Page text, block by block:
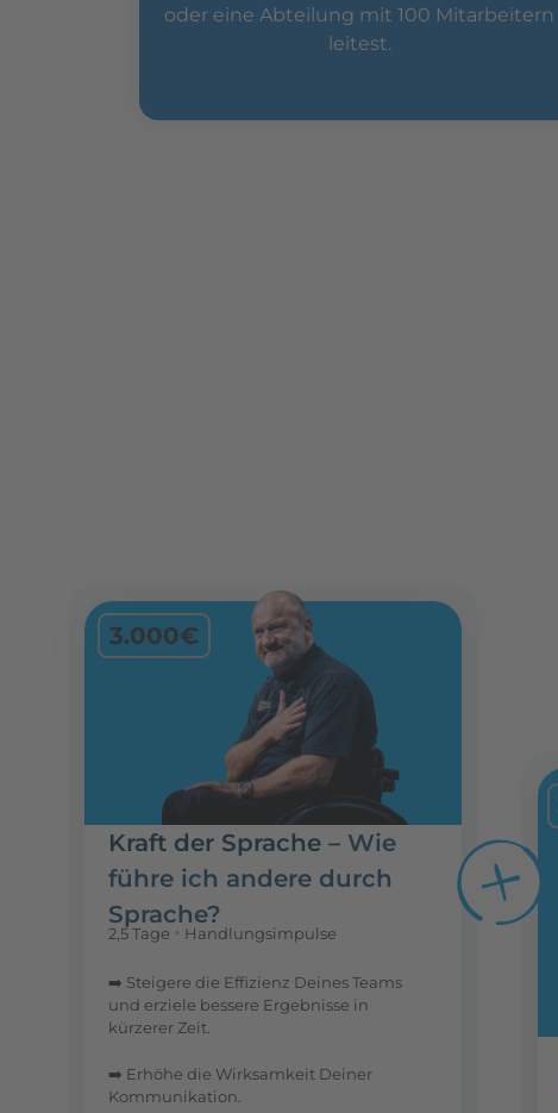
oder eine Abteilung mit 100 Mitarbeitern
leitest.
3.000€
Kraft der Sprache – Wie
führe ich andere durch
Sprache?
2,5 Tage • Handlungsimpulse
➡️ Steigere die Effizienz Deines Teams
und erziele bessere Ergebnisse in
kürzerer Zeit.
➡️ Erhöhe die Wirksamkeit Deiner
Kommunikation.